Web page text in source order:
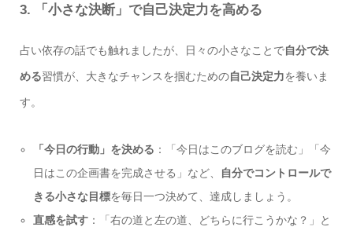
3. 「小さな決断」で自己決定力を高める
占い依存の話でも触れましたが、日々の小さなことで自分で決
める習慣が、大きなチャンスを掴むための自己決定力を養いま
す。
「今日の行動」を決める ：「今日はこのブログを読む」「今
日はこの企画書を完成させる」など、
自分でコントロールで
きる小さな目標を毎日一つ決めて、達成しましょう。
直感を試す ：「右の道と左の道、どちらに行こうかな？」と